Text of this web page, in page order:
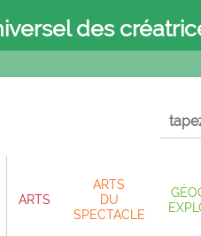
des
ARTS
ARTS
DU
SPECTACLE